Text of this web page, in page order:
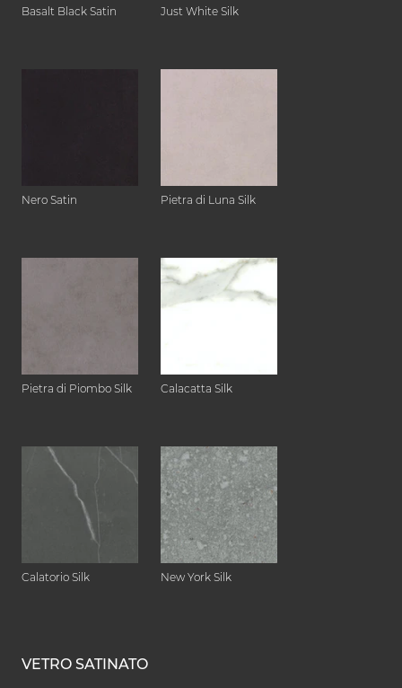
Basalt Black Satin Just White Silk
Nero Satin Pietra di Luna Silk
Pietra di Piombo Silk Calacatta Silk
Calatorio Silk New York Silk
VETRO SATINATO